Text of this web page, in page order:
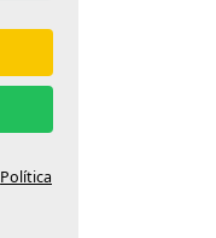
Política